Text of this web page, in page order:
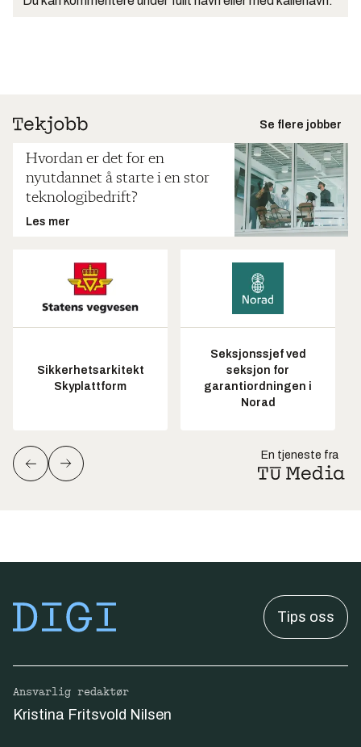
Se flere jobber
Hvordan er det for en
nyutdannet å starte i en stor
teknologibedrift?
Les mer
Sikkerhetsarkitekt
Skyplattform
Seksjonssjef ved
seksjon for
garantiordningen i
Norad
En tjeneste fra
Tips oss
Ansvarlig redaktør
Kristina Fritsvold Nilsen